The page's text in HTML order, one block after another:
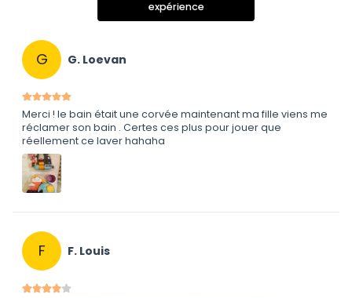
expérience
G G. Loevan
Merci ! le bain était une corvée maintenant ma fille viens me
réclamer son bain . Certes ces plus pour jouer que
réellement ce laver hahaha
F F. Louis